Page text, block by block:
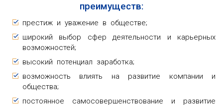
преимуществ:
престиж и уважение в обществе;
широкий выбор сфер деятельности и карьерных
возможностей;
высокий потенциал заработка;
возможность влиять на развитие компании и
общества;
постоянное самосовершенствование и развитие